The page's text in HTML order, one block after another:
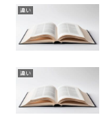
違い
違い